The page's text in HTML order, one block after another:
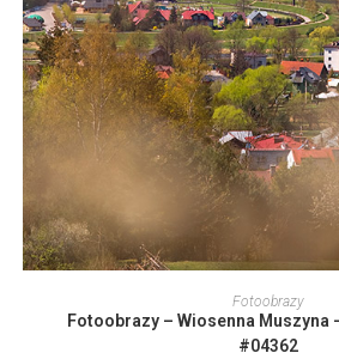
WYBIERZ OPCJE
produkt
ma
wiele
wariantów.
Fotoobrazy
Fotoobrazy – Wiosenna Muszyna
#04362